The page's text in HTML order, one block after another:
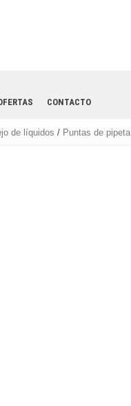
CONTACTO
de líquidos / Puntas de pipeta